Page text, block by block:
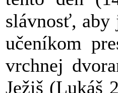
slávnosť, aby
učeníkom
vrchnej
Ježiš (Lukáš